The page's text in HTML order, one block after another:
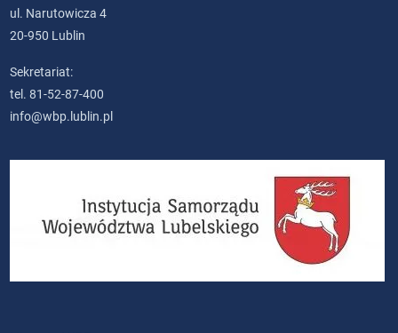
ul. Narutowicza 4
20-950 Lublin
Sekretariat:
tel. 81-52-87-400
info@wbp.lublin.pl